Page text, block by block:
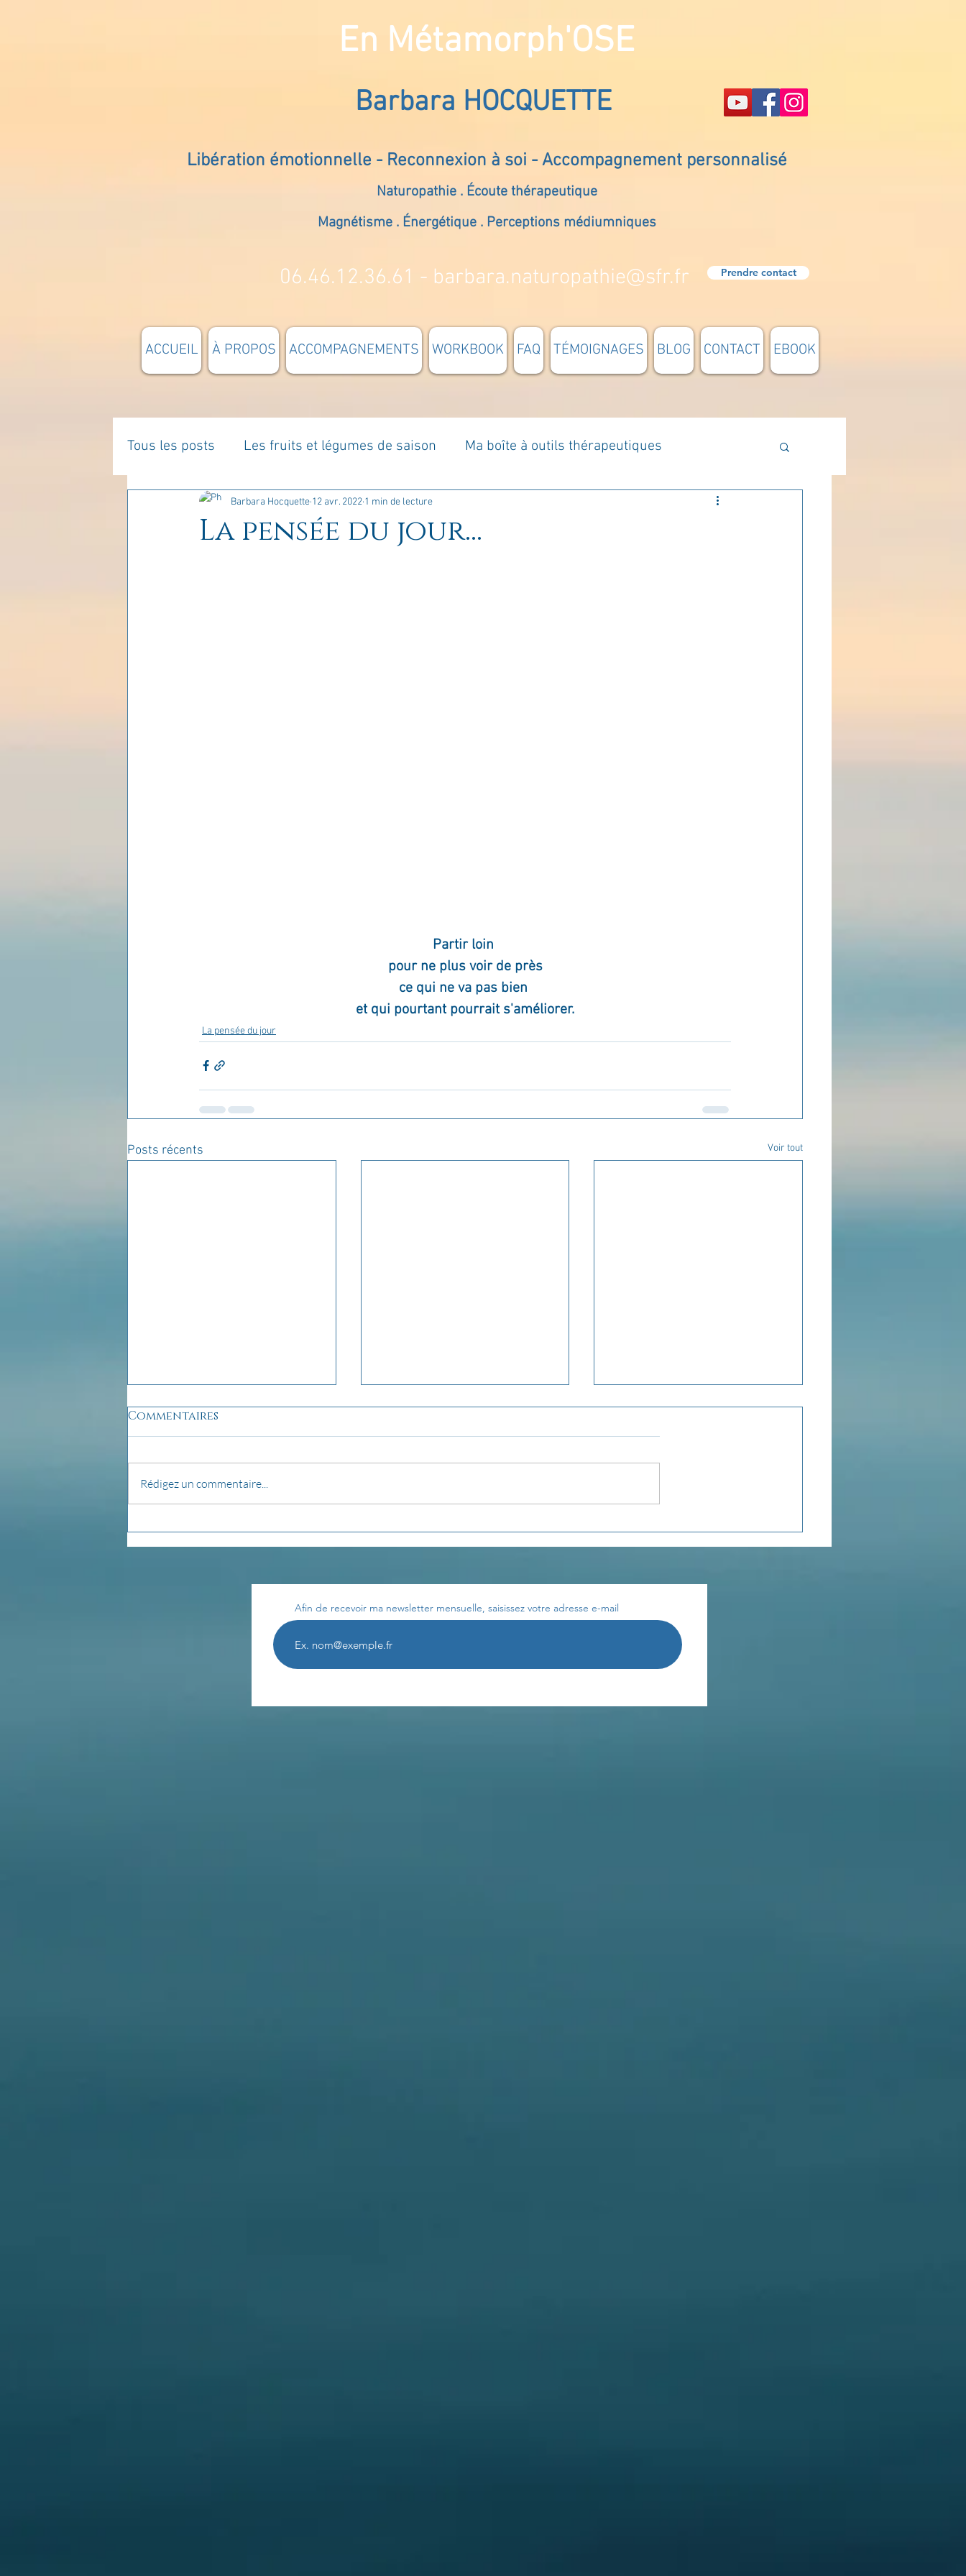
En Métamorph'OSE
Barbara HOCQUETTE
Libération émotionnelle - Reconnexion à soi - Accompagnement personnalisé
Naturopathie . Écoute thérapeutique
Magnétisme . Énergétique . Perceptions médiumniques
06.46.12.36.61 - barbara.naturopathie@sfr.fr Prendre contact
ACCUEIL À PROPOS ACCOMPAGNEMENTS WORKBOOK FAQ TÉMOIGNAGES BLOG CONTACT EBOOK
Tous les posts Les fruits et légumes de saison Ma boîte à outils thérapeutiques
La parentalité De vous à moi... Rome : voyage Méthodologie
La pensée du jour...
Barbara Hocquette 12 avr. 2022 1 min de lecture
Partir loin
pour ne plus voir de près
ce qui ne va pas bien
et qui pourtant pourrait s'améliorer.
La pensée du jour
Posts récents Voir tout
pensée du jour...
La pensée du jour... La pensée du jour...
Commentaires
Rédigez un commentaire...
Afin de recevoir ma newsletter mensuelle, saisissez votre adresse e-mail